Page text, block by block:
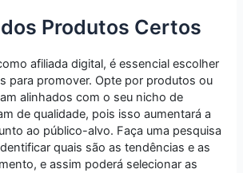
dos Produtos Certos
afiliada digital, é essencial escolher
para promover. Opte por produtos ou
alinhados com o seu nicho de
de qualidade, pois isso aumentará a
ao público-alvo. Faça uma pesquisa
quais são as tendências e as
e assim poderá selecionar as